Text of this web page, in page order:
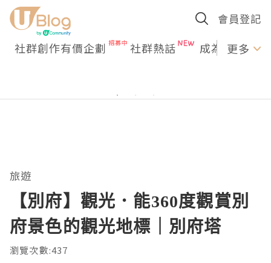
會員登記
社群創作有價企劃 社群熱話 成為U更多
旅遊
【別府】觀光．能360度觀賞別
府景色的觀光地標｜別府塔
瀏覽次數:437